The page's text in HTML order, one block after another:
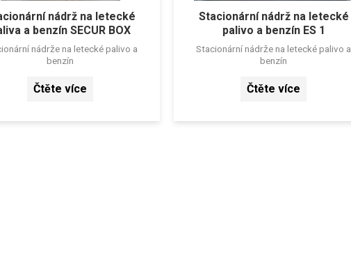
nádrž na letecké
a benzín SECUR BOX
nádrže na letecké palivo a
benzín
Čtěte více
Stacionární nádrž na letecké
palivo a benzín ES 1
Stacionární nádrže na letecké palivo a
benzín
Čtěte více